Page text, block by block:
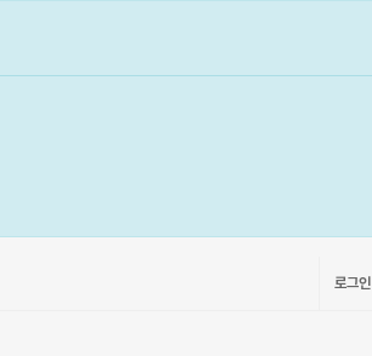
로그인